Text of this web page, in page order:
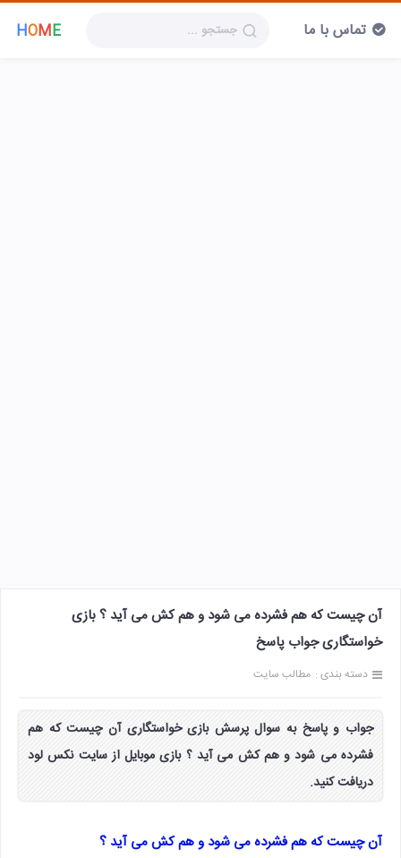
HOME تماس با ما
آن چیست که هم فشرده می شود و هم کش می آید ؟ بازی
خواستگاری جواب پاسخ
دسته بندی : مطالب سایت
جواب و پاسخ به سوال پرسش بازی خواستگاری آن چیست که هم
فشرده می شود و هم کش می آید ؟ بازی موبایل از سایت نکس لود
دریافت کنید.
آن چیست که هم فشرده می شود و هم کش می آید ؟